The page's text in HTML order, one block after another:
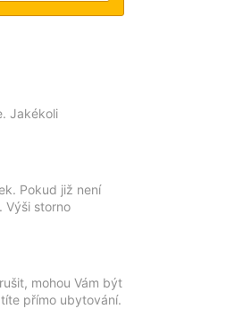
Jakékoli
Pokud již není
Výši storno
mohou Vám být
přímo ubytování.